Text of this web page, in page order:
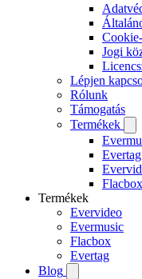
Jogi
Lépjen
Rólunk
Támogatás
Termékek
Termékek
Evervideo
Evermusic
Flacbox
Evertag
Blog